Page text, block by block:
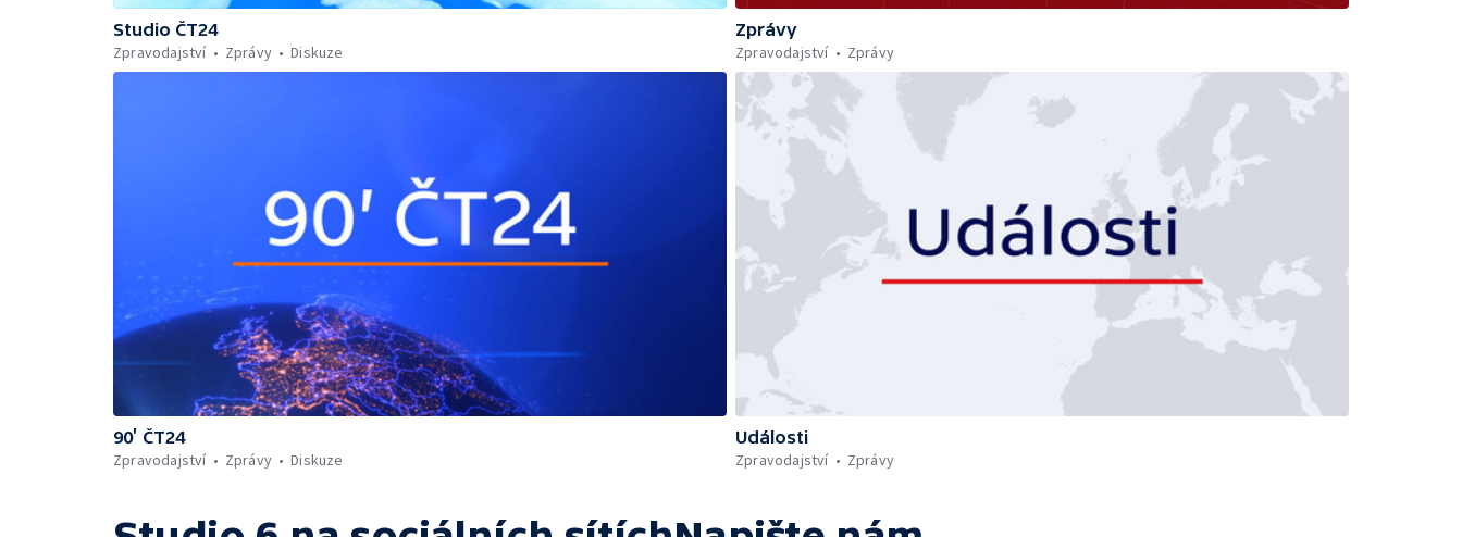
Studio ČT24
Zpravodajství
Zprávy Diskuze
Zprávy
Zpravodajství
Zprávy
90’ ČT24
Zpravodajství
Zprávy Diskuze
Události
Zpravodajství
Zprávy